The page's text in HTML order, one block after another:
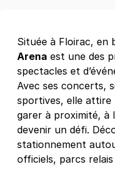
Située à Floirac, en
Arena est une des
spectacles et
Avec ses concerts,
sportives, elle attire
garer à proximité, à
devenir un défi.
stationnement
officiels, parcs